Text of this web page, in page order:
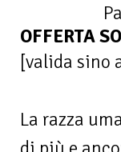
OFFERTA
[valida sino
La razza